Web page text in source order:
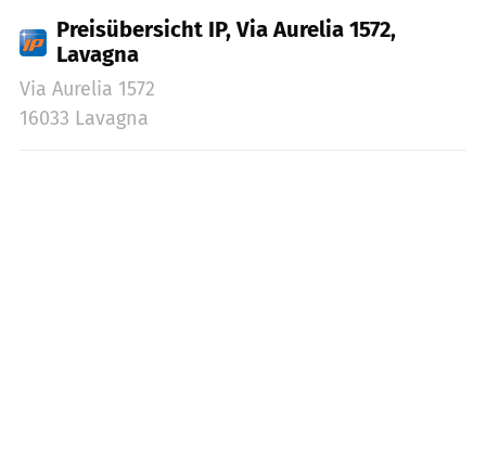
Preisübersicht IP, Via Aurelia 1572,
Lavagna
Via Aurelia 1572
16033 Lavagna